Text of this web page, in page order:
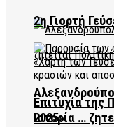
Ιστορία …
2η Γιορτή
Επιτυχία
2025»